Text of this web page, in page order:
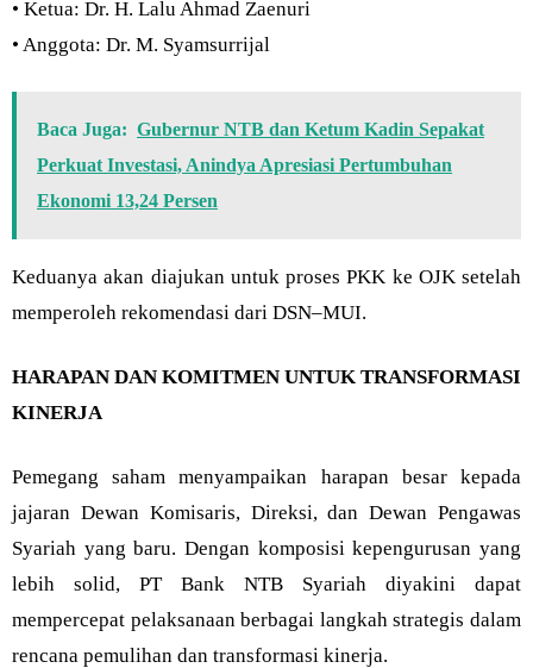
• Ketua: Dr. H. Lalu Ahmad Zaenuri
• Anggota: Dr. M. Syamsurrijal
Baca Juga: Gubernur NTB dan Ketum Kadin Sepakat
Perkuat Investasi, Anindya Apresiasi Pertumbuhan
Ekonomi 13,24 Persen
Keduanya akan diajukan untuk proses PKK ke OJK setelah
memperoleh rekomendasi dari DSN–MUI.
HARAPAN DAN KOMITMEN UNTUK TRANSFORMASI
KINERJA
Pemegang saham menyampaikan harapan besar kepada
jajaran Dewan Komisaris, Direksi, dan Dewan Pengawas
Syariah yang baru. Dengan komposisi kepengurusan yang
lebih solid, PT Bank NTB Syariah diyakini dapat
mempercepat pelaksanaan berbagai langkah strategis dalam
rencana pemulihan dan transformasi kinerja.